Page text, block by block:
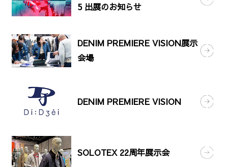
5 出展のお知らせ
DENIM PREMIERE VISION展示
会場
DENIM PREMIERE VISION
SOLOTEX 22周年展示会